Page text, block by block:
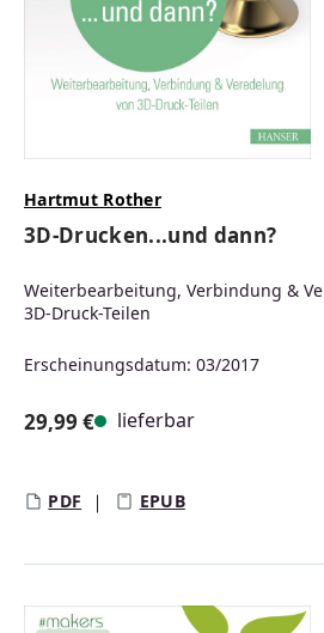
Hartmut Rother
3D-Drucken...und dann?
Weiterbearbeitung, Verbindung &
3D-Druck-Teilen
Erscheinungsdatum: 03/2017
29,99 € lieferbar
PDF EPUB